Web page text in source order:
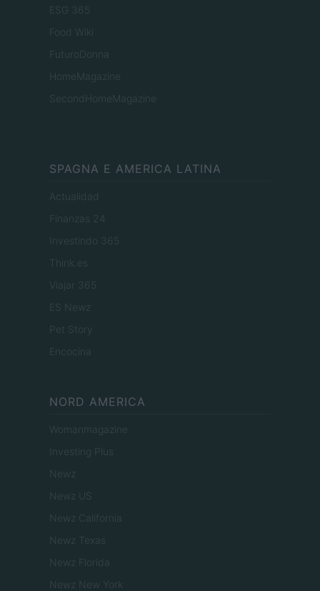
ESG 365
Food Wiki
FuturoDonna
HomeMagazine
SecondHomeMagazine
SPAGNA E AMERICA LATINA
Actualidad
Finanzas 24
Investindo 365
Think.es
Viajar 365
ES Newz
Pet Story
Encocina
NORD AMERICA
Womanmagazine
Investing Plus
Newz
Newz US
Newz California
Newz Texas
Newz Florida
Newz New York